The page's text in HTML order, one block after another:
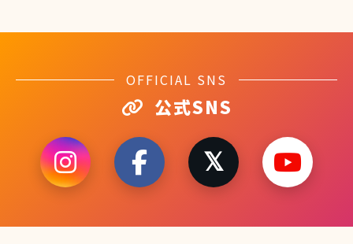
OFFICIAL SNS
公式SNS